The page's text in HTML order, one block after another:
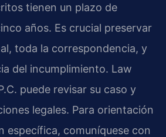
tienen un plazo de
años. Es crucial preservar
toda la correspondencia, y
del incumplimiento. Law
puede revisar su caso y
legales. Para orientación
específica, comuníquese con